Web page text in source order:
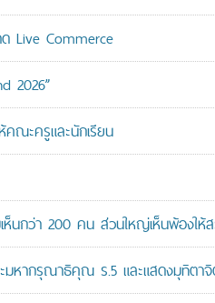
Live Commerce
2026”
ณะครูและนักเรียน
นกว่า 200 คน ส่วนใหญ่เห็นพ้องให้
หากรุณาธิคุณ ร.5 และแสดงมุทิตา